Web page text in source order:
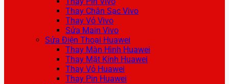
Thay Chân Sạc Vivo
Thay Vỏ Vivo
Sửa Main Vivo
Sửa Điện Thoại Huawei
Thay Màn Hình Huawei
Thay Mặt Kính Huawei
Thay Vỏ Huawei
Thay Pin Huawei